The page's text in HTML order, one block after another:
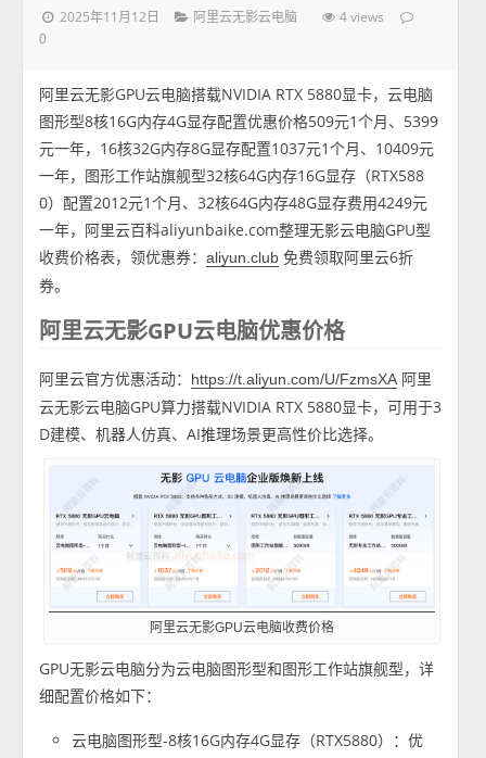
2025年11月12日 阿里云无影云电脑 4 views
0
阿里云无影GPU云电脑搭载NVIDIA RTX 5880显卡，云电脑
图形型8核16G内存4G显存配置优惠价格509元1个月、5399
元一年，16核32G内存8G显存配置1037元1个月、10409元
一年，图形工作站旗舰型32核64G内存16G显存（RTX588
0）配置2012元1个月、32核64G内存48G显存费用4249元
一年，阿里云百科aliyunbaike.com整理无影云电脑GPU型
收费价格表，领优惠券：aliyun.club 免费领取阿里云6折
券。
阿里云无影GPU云电脑优惠价格
阿里云官方优惠活动： https://t.aliyun.com/U/FzmsXA阿里
云无影云电脑GPU算力搭载NVIDIA RTX 5880显卡，可用于3
D建模、机器人仿真、AI推理场景更高性价比选择。
阿里云无影GPU云电脑收费价格
GPU无影云电脑分为云电脑图形型和图形工作站旗舰型，详
细配置价格如下：
云电脑图形型-8核16G内存4G显存（RTX5880）：优